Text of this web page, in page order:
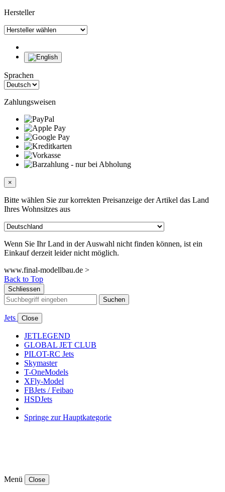
Hersteller
Sprachen
Zahlungsweisen
×
Bitte wählen Sie zur korrekten Preisanzeige der Artikel das Land
Ihres Wohnsitzes aus
Wenn Sie Ihr Land in der Auswahl nicht finden können, ist ein
Einkauf derzeit leider nicht möglich.
www.final-modellbau.de >
Back to Top
Schliessen
Suchen
Jets Close
JETLEGEND
GLOBAL JET CLUB
PILOT-RC Jets
Skymaster
T-OneModels
XFly-Model
FBJets / Feibao
HSDJets
Springe zur Hauptkategorie
Menü Close